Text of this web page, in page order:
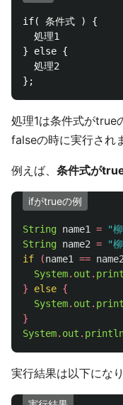
if( 条件式 ) {
  処理1
} else {
  処理2
処理1は条件式がtrue
falseの時に実行され
例えば、 条件式がtrue
ifがtrueの例
String name1 = "
String name2 = "
if
(name1 == name2
System. out .
}
else {
System. out .
}
System. out .
実行結果は以下になり